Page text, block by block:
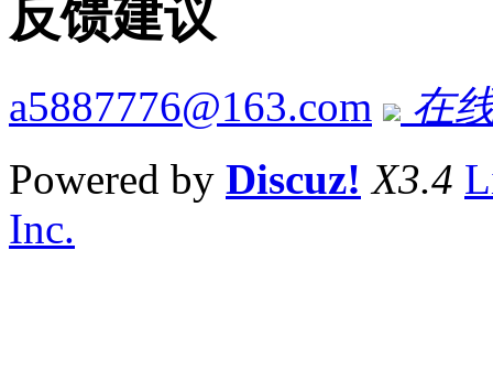
反馈建议
a5887776@163.com
在
Powered by Discuz! X3.4
Inc.